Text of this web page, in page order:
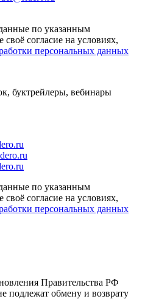
по указанным
согласие на условиях,
персональных данных
буктрейлеры, вебинары
по указанным
согласие на условиях,
персональных данных
Правительства РФ
подлежат обмену и возврату